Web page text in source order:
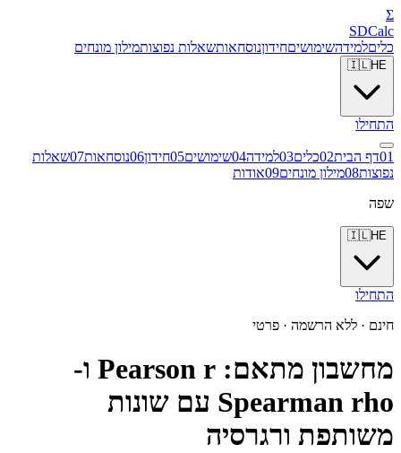
Σ
SDCalc
כליםלמידהשימושיםחידוןנוסחאותשאלות נפוצותמילון מונחים
🇮🇱HE
התחילו
01 דף הבית 02 כלים 03 למידה 04 שימושים 05 חידון 06 נוסחאות 07 שאלות
נפוצות 08 מילון מונחים 09 אודות
שפה
🇮🇱HE
התחילו
חינם · ללא הרשמה · פרטי
מחשבון מתאם: Pearson r ו-
Spearman rho עם שונות
משותפת ורגרסיה